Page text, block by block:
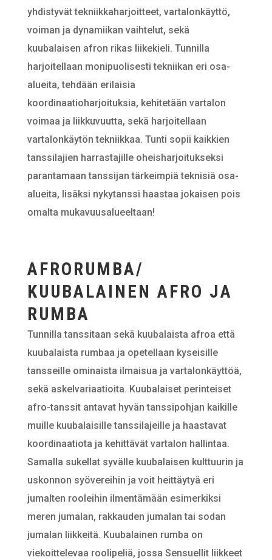
yhdistyvät tekniikkaharjoitteet, vartalonkäyttö,
voiman ja dynamiikan vaihtelut, sekä
kuubalaisen afron rikas liikekieli. Tunnilla
harjoitellaan monipuolisesti tekniikan eri osa-
alueita, tehdään erilaisia
koordinaatioharjoituksia, kehitetään vartalon
voimaa ja liikkuvuutta, sekä harjoitellaan
vartalonkäytön tekniikkaa. Tunti sopii kaikkien
tanssilajien harrastajille oheisharjoitukseksi
parantamaan tanssijan tärkeimpiä teknisiä osa-
alueita, lisäksi nykytanssi haastaa jokaisen pois
omalta mukavuusalueeltaan!
AFRORUMBA/
KUUBALAINEN AFRO JA
RUMBA
Tunnilla tanssitaan sekä kuubalaista afroa että
kuubalaista rumbaa ja opetellaan kyseisille
tansseille ominaista ilmaisua ja vartalonkäyttöä,
sekä askelvariaatioita. Kuubalaiset perinteiset
afro-tanssit antavat hyvän tanssipohjan kaikille
muille kuubalaisille tanssilajeille ja haastavat
koordinaatiota ja kehittävät vartalon hallintaa.
Samalla sukellat syvälle kuubalaisen kulttuurin ja
uskonnon syövereihin ja voit heittäytyä eri
jumalten rooleihin ilmentämään esimerkiksi
meren jumalan, rakkauden jumalan tai sodan
jumalan liikkeitä. Kuubalainen rumba on
viekoittelevaa roolipeliä, jossa Sensuellit liikkeet